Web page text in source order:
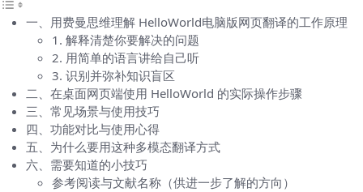
一、用费曼思维理解 HelloWorld电脑版网页翻译的工作原理
1. 解释清楚你要解决的问题
2. 用简单的语言讲给自己听
3. 识别并弥补知识盲区
二、在桌面网页端使用 HelloWorld 的实际操作步骤
三、常见场景与使用技巧
四、功能对比与使用心得
五、为什么要用这种多模态翻译方式
六、需要知道的小技巧
参考阅读与文献名称（供进一步了解的方向）